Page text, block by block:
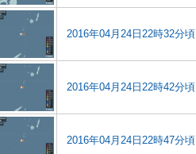
2016年04月24日22時32分頃
2016年04月24日22時42分頃
2016年04月24日22時47分頃